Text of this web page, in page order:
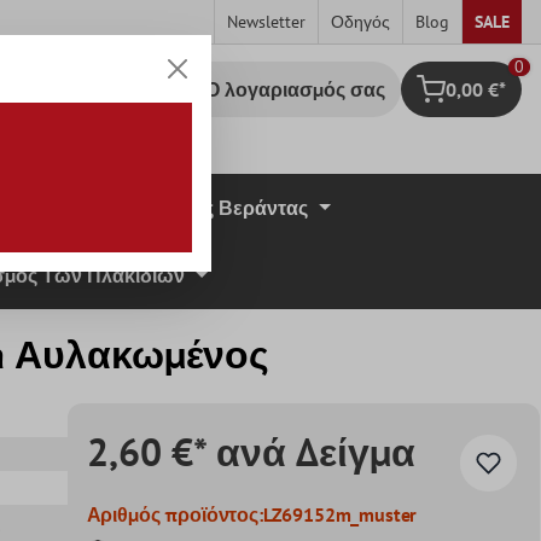
Newsletter Οδηγός Blog SALE
Ο λογαριασμός σας Καλάθι
0
0,00 €*
Πλάκες Βεράντας
Των Πλακιδίων
Αυλακωμένος
2,60 €* ανά Δείγμα
Αριθμός προϊόντος:LZ69152m_muster